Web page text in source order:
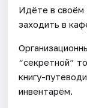
Идёте в своём
заходить в
“секретной”
книгу-
инвентарём.